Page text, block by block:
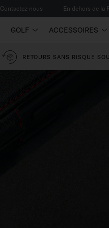
Contactez-nous En dehors de la
GOLF ACCESSOIRES
RETOURS SANS RISQUE